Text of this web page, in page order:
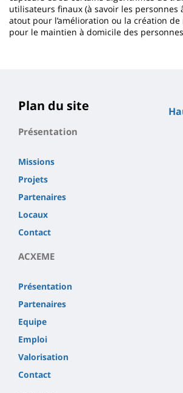
utilisateurs finaux (à savoir les personnes
atout pour l’amélioration ou la création
pour le maintien à domicile des
Plan du site
Présentation
Missions
Projets
Partenaires
Locaux
Contact
ACXEME
Présentation
Partenaires
Equipe
Emploi
Valorisation
Contact